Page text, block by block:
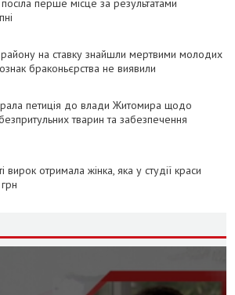
перше місце за результатами
на ставку знайшли мертвими молодих
браконьєрства не виявили
петиція до влади Житомира щодо
тварин та забезпечення
вирок отримала жінка, яка у студії краси